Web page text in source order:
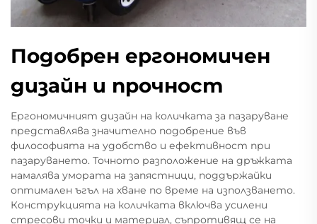
Подобрен ергономичен
дизайн и прочност
Ергономичният дизайн на количката за пазаруване
представлява значително подобрение във
философията на удобство и ефективност при
пазаруването. Точното разположение на дръжката
намалява умората на запястници, поддържайки
оптимален ъгъл на хване по време на използването.
Конструкцията на количката включва усилени
стресови точки и материал, съпротивящ се на